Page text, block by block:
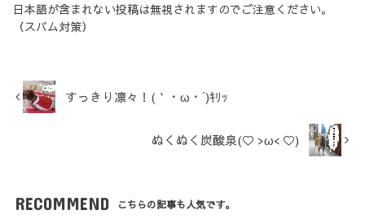
日本語が含まれない投稿は無視されますのでご注意ください。
（スパム対策）
すっきり凛々！(｀・ω・´)ｷﾘｯ
ぬくぬく炭酸泉(♡ >ω< ♡)
RECOMMEND こちらの記事も人気です。